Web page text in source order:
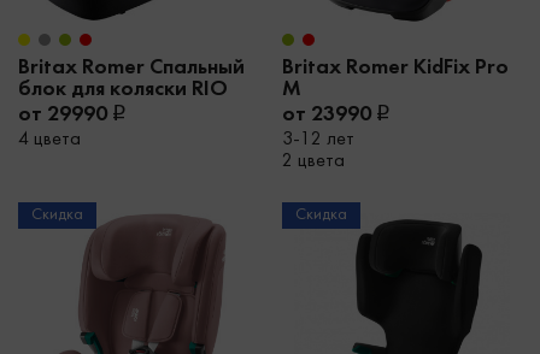
Britax Romer Спальный
блок для коляски RIO
от 29990
4 цвета
Britax Romer KidFix Pro
M
от 23990
3-12 лет
2 цвета
Скидка Скидка